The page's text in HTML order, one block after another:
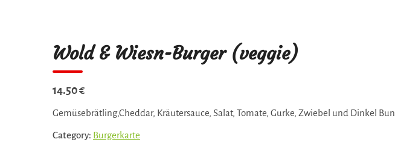
Wold & Wiesn-Burger (veggie)
14.50 €
Gemüsebrätling,Cheddar, Kräutersauce, Salat, Tomate, Gurke, Zwiebel und Dinkel Bun
Category: Burgerkarte